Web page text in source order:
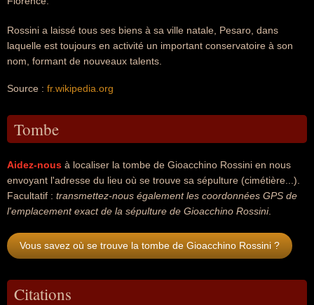
Rossini a laissé tous ses biens à sa ville natale, Pesaro, dans
laquelle est toujours en activité un important conservatoire à son
nom, formant de nouveaux talents.
Source : fr.wikipedia.org
Tombe
Aidez-nous à localiser la tombe de Gioacchino Rossini en nous
envoyant l'adresse du lieu où se trouve sa sépulture (cimétière...).
Facultatif : transmettez-nous également les coordonnées GPS de
l'emplacement exact de la sépulture de Gioacchino Rossini.
Vous savez où se trouve la tombe de Gioacchino Rossini ?
Citations